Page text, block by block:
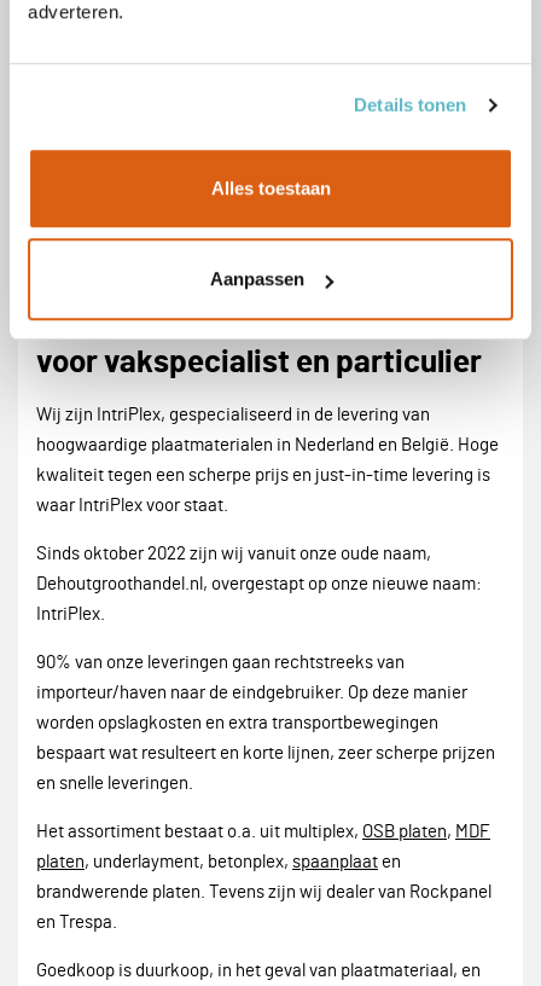
adverteren.
Details tonen
Alles toestaan
Aanpassen
Intriplex. Dé online houthandel
voor vakspecialist en particulier
Wij zijn IntriPlex, gespecialiseerd in de levering van
hoogwaardige plaatmaterialen in Nederland en België. Hoge
kwaliteit tegen een scherpe prijs en just-in-time levering is
waar IntriPlex voor staat.
Sinds oktober 2022 zijn wij vanuit onze oude naam,
Dehoutgroothandel.nl, overgestapt op onze nieuwe naam:
IntriPlex.
90% van onze leveringen gaan rechtstreeks van
importeur/haven naar de eindgebruiker. Op deze manier
worden opslagkosten en extra transportbewegingen
bespaart wat resulteert en korte lijnen, zeer scherpe prijzen
en snelle leveringen.
Het assortiment bestaat o.a. uit multiplex, OSB platen, MDF
platen, underlayment, betonplex, spaanplaat en
brandwerende platen. Tevens zijn wij dealer van Rockpanel
en Trespa.
Goedkoop is duurkoop, in het geval van plaatmateriaal, en